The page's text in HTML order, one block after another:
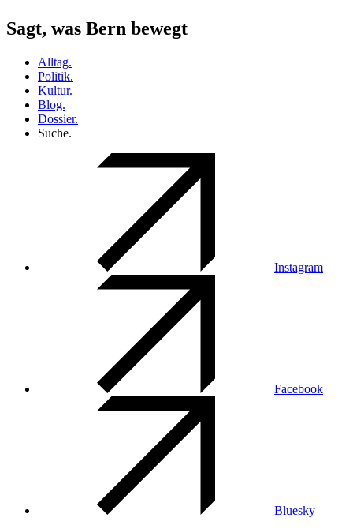
Sagt, was Bern bewegt
Alltag.
Politik.
Kultur.
Blog.
Dossier.
Suche.
Instagram
Facebook
Bluesky